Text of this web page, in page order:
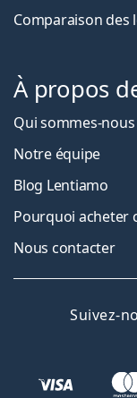
Comparaison des
À propos
Qui sommes-nous
Notre équipe
Blog Lentiamo
Pourquoi acheter
Nous contacter
Suivez-